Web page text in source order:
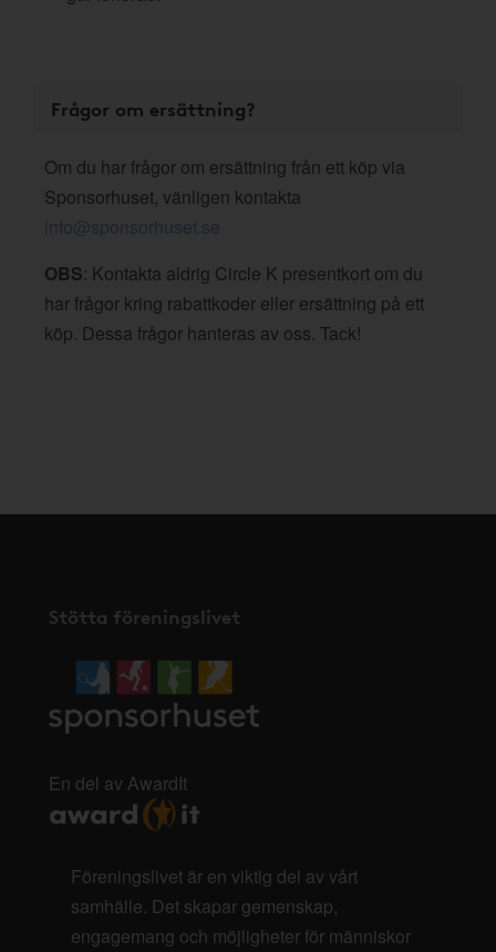
Frågor om ersättning?
Om du har frågor om ersättning från ett köp via
Sponsorhuset, vänligen kontakta
info@sponsorhuset.se
OBS: Kontakta aldrig Circle K presentkort om du
har frågor kring rabattkoder eller ersättning på ett
köp. Dessa frågor hanteras av oss. Tack!
Stötta föreningslivet
En del av AwardIt
Föreningslivet är en viktig del av vårt
samhälle. Det skapar gemenskap,
engagemang och möjligheter för människor